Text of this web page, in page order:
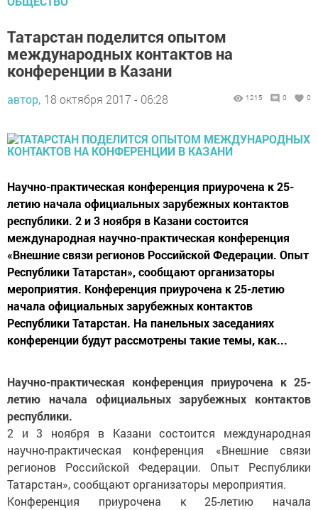
Татарстан поделится опытом
международных контактов на
конференции в Казани
автор, 18 октября 2017 - 06:28 1215 0 0
Научно-практическая конференция приурочена к 25-
летию начала официальных зарубежных контактов
республики. 2 и 3 ноября в Казани состоится
международная научно-практическая конференция
«Внешние связи регионов Российской Федерации. Опыт
Республики Татарстан», сообщают организаторы
мероприятия. Конференция приурочена к 25-летию
начала официальных зарубежных контактов
Республики Татарстан. На панельных заседаниях
конференции будут рассмотрены такие темы, как...
Научно-практическая конференция приурочена к 25-
летию начала официальных зарубежных контактов
республики.
2 и 3 ноября в Казани состоится международная
научно-практическая конференция «Внешние связи
регионов Российской Федерации. Опыт Республики
Татарстан», сообщают организаторы мероприятия.
Конференция приурочена к 25-летию начала